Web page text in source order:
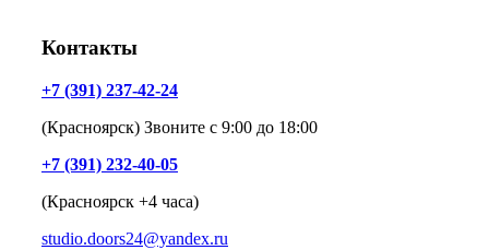
Контакты
+7 (391) 237-42-24
(Красноярск) Звоните с 9:00 до 18:00
+7 (391) 232-40-05
(Красноярск +4 часа)
studio.doors24@yandex.ru